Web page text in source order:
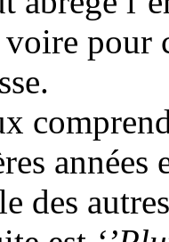
pour
années
des